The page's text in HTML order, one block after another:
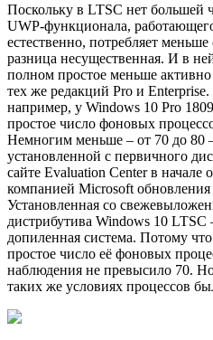
Поскольку в LTSC нет большей
UWP-функционала,
естественно, потребляет
разница несущественная. И в
полном простое меньше
тех же редакций Pro и
например, у Windows 10 Pro
простое число фоновых
Немногим меньше – от 70 до 80
установленной с первичного
сайте Evaluation Center в начале
компанией Microsoft обновления
Установленная со
дистрибутива Windows 10
допиленная система. Потому
простое число её фоновых
наблюдения не превысило 70.
таких же условиях процессов